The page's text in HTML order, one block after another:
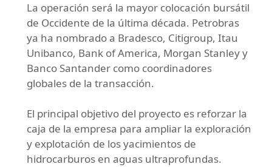
La operación será la mayor colocación bursátil
de Occidente de la última década. Petrobras
ya ha nombrado a Bradesco, Citigroup, Itau
Unibanco, Bank of America, Morgan Stanley y
Banco Santander como coordinadores
globales de la transacción.
El principal objetivo del proyecto es reforzar la
caja de la empresa para ampliar la exploración
y explotación de los yacimientos de
hidrocarburos en aguas ultraprofundas.